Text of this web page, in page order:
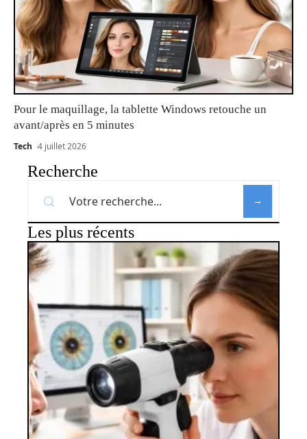
Pour le maquillage, la tablette Windows retouche un
avant/après en 5 minutes
Tech 4 juillet 2026
Recherche
Les plus récents